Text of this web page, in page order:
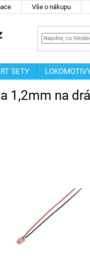
Vše o nákupu
SETY
1,2mm na